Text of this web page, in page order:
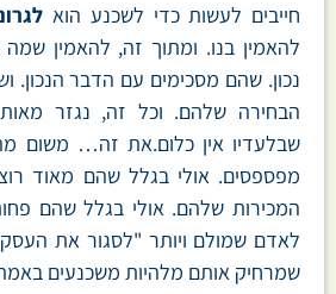
חייבים לעשות כדי לשכנע הוא
להאמין בנו. ומתוך זה, להאמין
נכון. שהם מסכימים עם הדבר הנכון.
הבחירה שלהם. וכל זה, נגזר
שבלעדיו אין כלום.את זה… משום
מפספסים. אולי בגלל שהם מאוד
המכירות שלהם. אולי בגלל שהם
לאדם שמולם ויותר "לסגור את
שמרחיק אותם מלהיות משכנעים